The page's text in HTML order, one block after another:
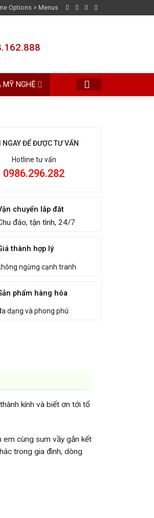
Options > Menus
NGHỆ
NGAY ĐỂ ĐƯỢC TƯ VẤN
Hotline tư vấn
0986.296.282
chuyển lắp đăt
đáo, tận tình, 24/7
thành hợp lý
ngừng cạnh tranh
phẩm hàng hóa
dạng và phong phú
kính và biết ơn tới tổ
cùng sum vầy gắn kết
trong gia đình, dòng